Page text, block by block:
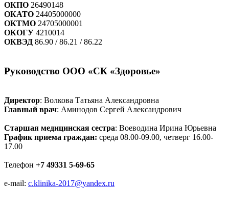
ОКПО 26490148
ОКАТО 24405000000
ОКТМО 24705000001
ОКОГУ 4210014
ОКВЭД 86.90 / 86.21 / 86.22
Руководство ООО «СК «Здоровье»
Директор: Волкова Татьяна Александровна
Главный врач: Аминодов Сергей Александрович
Старшая медицинская сестра: Воеводина Ирина Юрьевна
График приема граждан: среда 08.00-09.00, четверг 16.00-
17.00
Телефон +7 49331 5-69-65
e-mail: c.klinika-2017@yandex.ru